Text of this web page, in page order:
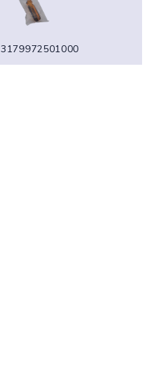
3179972501000